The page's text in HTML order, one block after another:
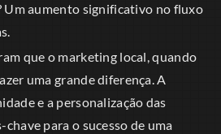
Um aumento significativo no fluxo
que o marketing local, quando
uma grande diferença. A
e a personalização das
para o sucesso de uma